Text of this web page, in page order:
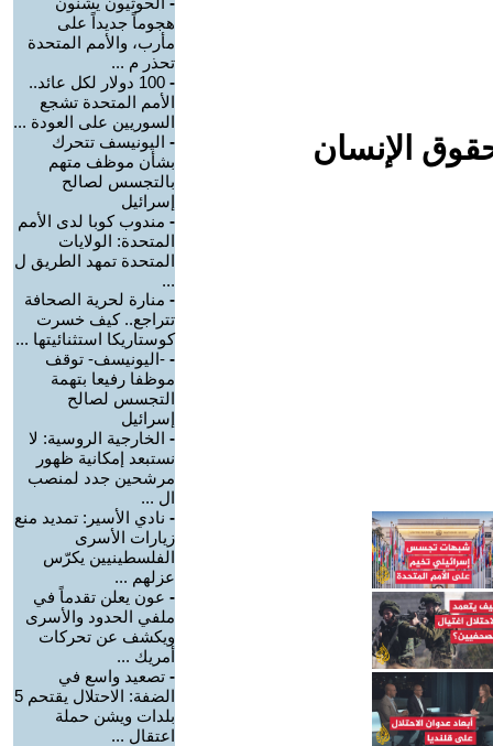
الإنسان
هجوماً جديداً على
مأرب، والأمم المتحدة
تحذر م ...
-
100 دولار لكل عائد..
الأمم المتحدة تشجع
السوريين على العودة ...
- اليونيسف تتحرك
بشأن موظف متهم
بالتجسس لصالح
إسرائيل
- مندوب كوبا لدى الأمم
المتحدة: الولايات
المتحدة تمهد الطريق ل
...
- منارة لحرية الصحافة
تتراجع.. كيف خسرت
كوستاريكا استثنائيتها ...
- -اليونيسف- توقف
موظفا رفيعا بتهمة
التجسس لصالح
إسرائيل
- الخارجية الروسية: لا
نستبعد إمكانية ظهور
مرشحين جدد لمنصب
ال ...
- نادي الأسير: تمديد منع
زيارات الأسرى
الفلسطينيين يكرّس
عزلهم ...
- عون يعلن تقدماً في
ملفي الحدود والأسرى
ويكشف عن تحركات
أمريك ...
- تصعيد واسع في
الضفة: الاحتلال يقتحم 5
بلدات ويشن حملة
اعتقال ...